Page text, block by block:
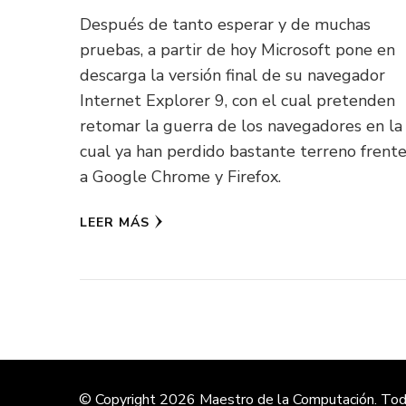
Después de tanto esperar y de muchas
pruebas, a partir de hoy Microsoft pone en
descarga la versión final de su navegador
Internet Explorer 9, con el cual pretenden
retomar la guerra de los navegadores en la
cual ya han perdido bastante terreno frente
a Google Chrome y Firefox.
LEER MÁS
© Copyright 2026 Maestro de la Computación.